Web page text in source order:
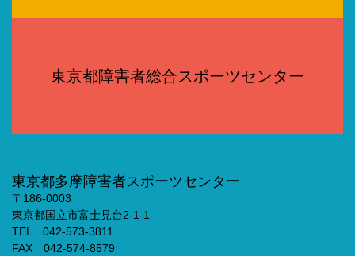
東京都障害者総合スポーツセンター
東京都多摩障害者スポーツセンター
〒186-0003
東京都国立市富士見台2-1-1
TEL 042-573-3811
FAX 042-574-8579